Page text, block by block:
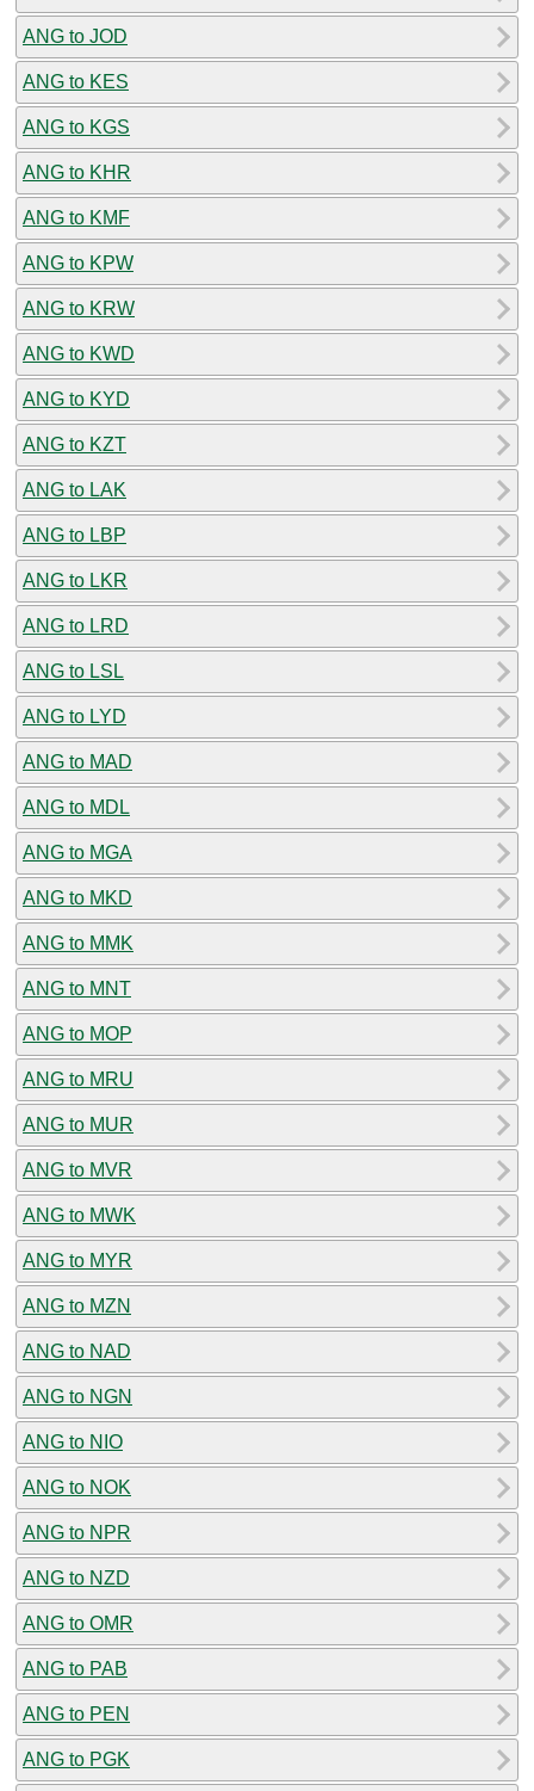
ANG to JOD
ANG to KES
ANG to KGS
ANG to KHR
ANG to KMF
ANG to KPW
ANG to KRW
ANG to KWD
ANG to KYD
ANG to KZT
ANG to LAK
ANG to LBP
ANG to LKR
ANG to LRD
ANG to LSL
ANG to LYD
ANG to MAD
ANG to MDL
ANG to MGA
ANG to MKD
ANG to MMK
ANG to MNT
ANG to MOP
ANG to MRU
ANG to MUR
ANG to MVR
ANG to MWK
ANG to MYR
ANG to MZN
ANG to NAD
ANG to NGN
ANG to NIO
ANG to NOK
ANG to NPR
ANG to NZD
ANG to OMR
ANG to PAB
ANG to PEN
ANG to PGK